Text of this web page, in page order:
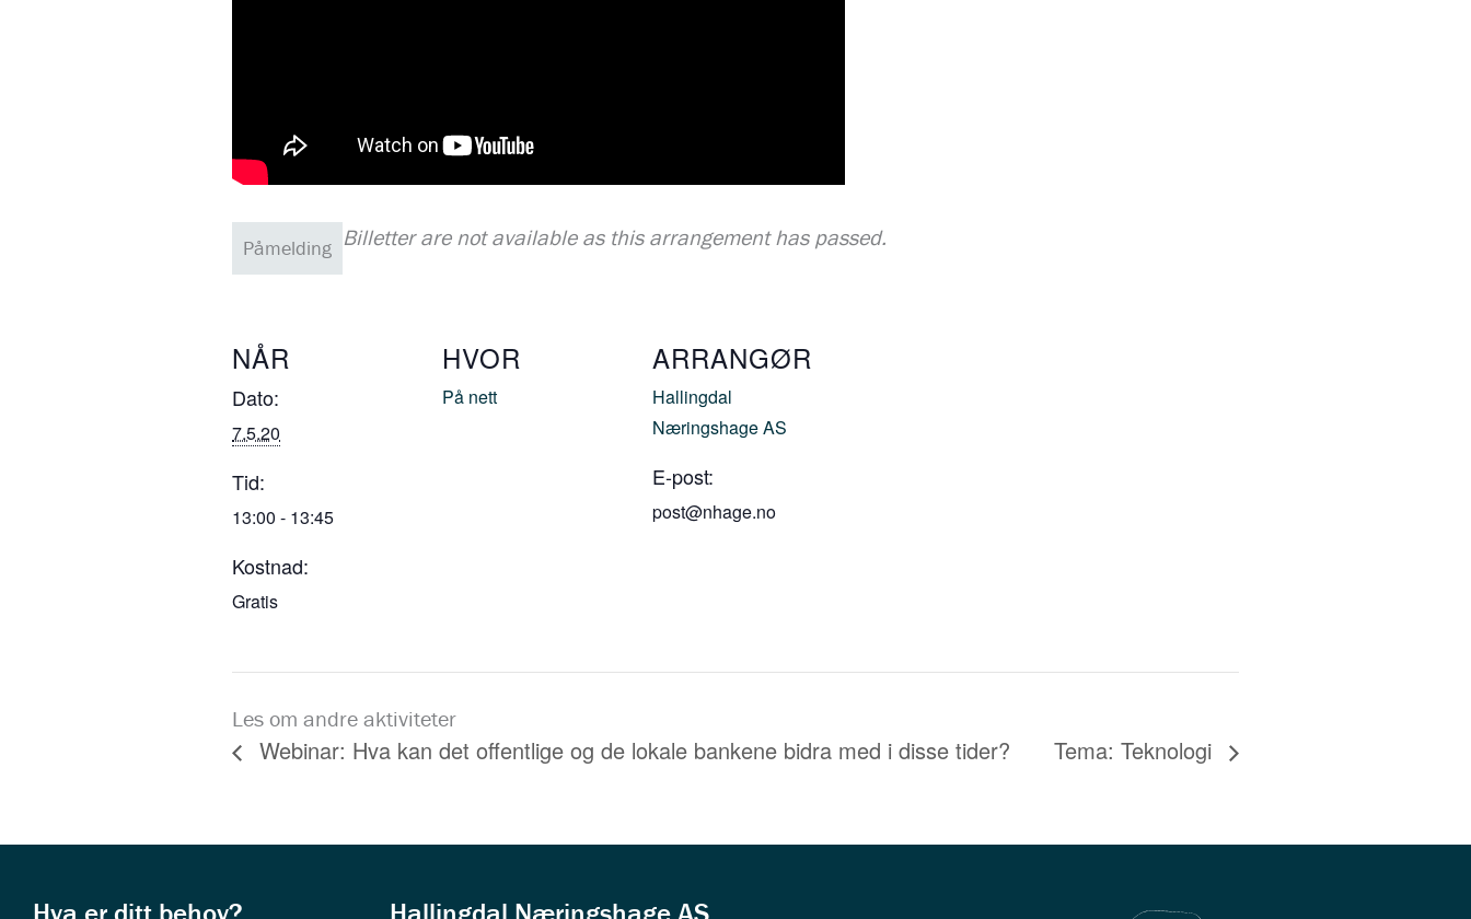
Påmelding Billetter are not available as this arrangement has passed.
NÅR
Dato:
7.5.20
Tid:
13:00 - 13:45
Kostnad:
Gratis
HVOR
På nett
ARRANGØR
Hallingdal
Næringshage AS
E-post:
post@nhage.no
Les om andre aktiviteter
Webinar: Hva kan det offentlige og de lokale bankene bidra med i disse tider? Tema: Teknologi